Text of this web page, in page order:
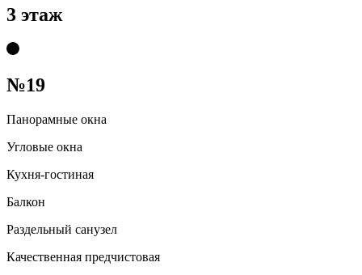
3 этаж
№19
Панорамные окна
Угловые окна
Кухня-гостиная
Балкон
Раздельный санузел
Качественная предчистовая